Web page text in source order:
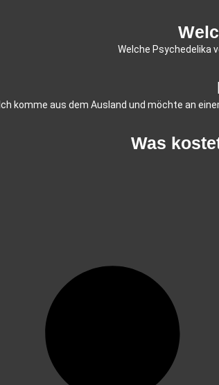
Welche Psychedelika
Ich komme aus dem Ausland und möchte an
Was